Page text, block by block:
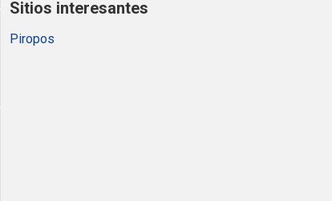
Sitios interesantes
Piropos